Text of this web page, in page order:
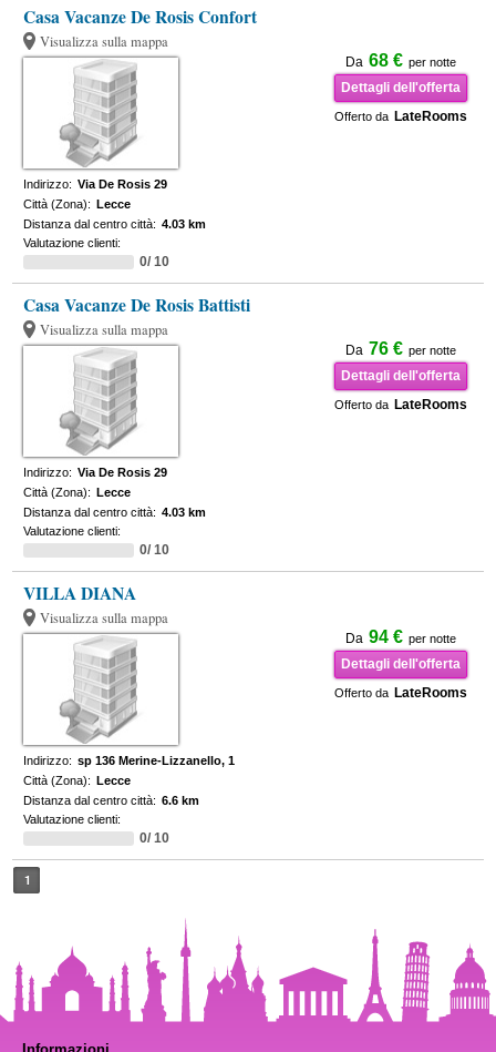
Casa Vacanze De Rosis Confort
Visualizza sulla mappa
Da 68 € per notte
Dettagli dell'offerta
Offerto da LateRooms
Indirizzo: Via De Rosis 29
Città (Zona): Lecce
Distanza dal centro città: 4.03 km
Valutazione clienti:
0/ 10
Casa Vacanze De Rosis Battisti
Visualizza sulla mappa
Da 76 € per notte
Dettagli dell'offerta
Offerto da LateRooms
Indirizzo: Via De Rosis 29
Città (Zona): Lecce
Distanza dal centro città: 4.03 km
Valutazione clienti:
0/ 10
VILLA DIANA
Visualizza sulla mappa
Da 94 € per notte
Dettagli dell'offerta
Offerto da LateRooms
Indirizzo: sp 136 Merine-Lizzanello, 1
Città (Zona): Lecce
Distanza dal centro città: 6.6 km
Valutazione clienti:
0/ 10
1